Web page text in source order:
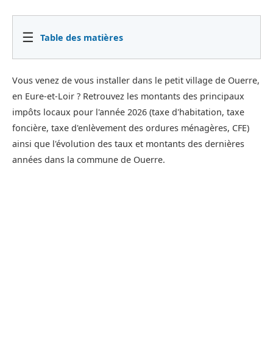
☰ Table des matières
Vous venez de vous installer dans le petit village de Ouerre,
en Eure-et-Loir ? Retrouvez les montants des principaux
impôts locaux pour l'année 2026 (taxe d'habitation, taxe
foncière, taxe d'enlèvement des ordures ménagères, CFE)
ainsi que l'évolution des taux et montants des dernières
années dans la commune de Ouerre.